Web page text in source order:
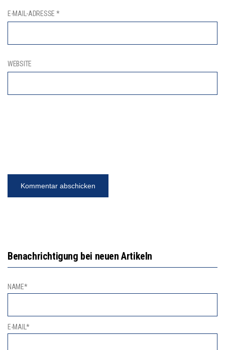
E-MAIL-ADRESSE *
WEBSITE
Benachrichtigung bei neuen Artikeln
NAME*
E-MAIL*